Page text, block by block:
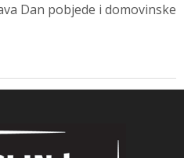
Dan pobjede i domovinske